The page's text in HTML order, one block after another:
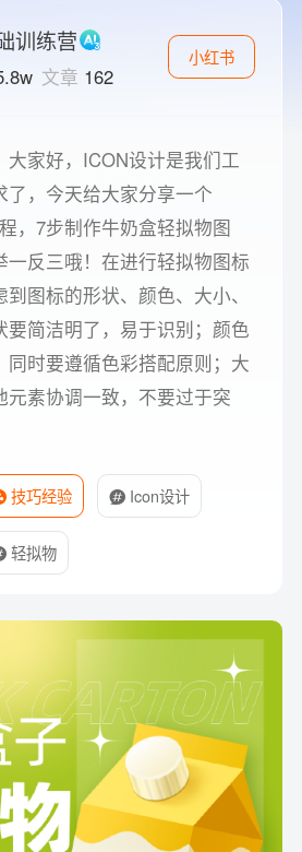
家好，ICON设计是我们工
了，今天给大家分享一个
，7步制作牛奶盒轻拟物图
一反三哦！在进行轻拟物图标
图标的形状、颜色、大小、
要简洁明了，易于识别；颜色
同时要遵循色彩搭配原则；大
元素协调一致，不要过于突
技巧经验 Icon设计
轻拟物
训练营
文章 162
小红书